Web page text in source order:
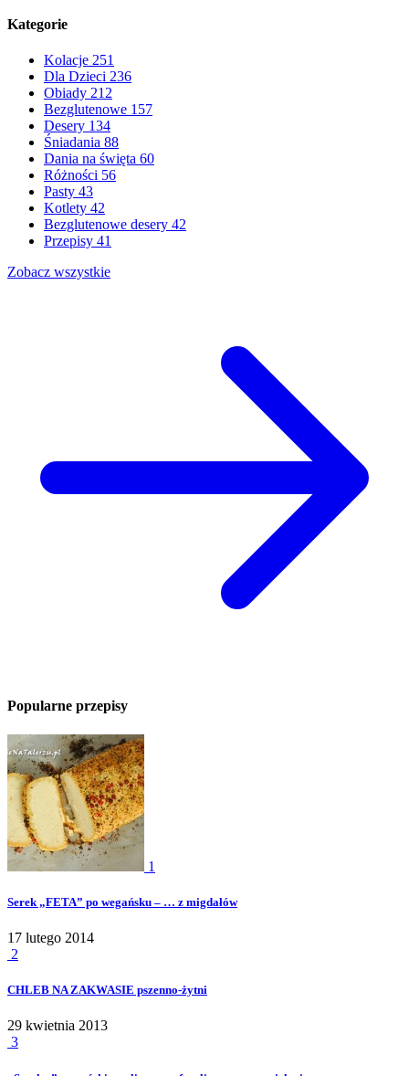
Kategorie
Kolacje 251
Dla Dzieci 236
Obiady 212
Bezglutenowe 157
Desery 134
Śniadania 88
Dania na święta 60
Różności 56
Pasty 43
Kotlety 42
Bezglutenowe desery 42
Przepisy 41
Zobacz wszystkie
Popularne przepisy
1
Serek „FETA” po wegańsku – … z migdałów
17 lutego 2014
2
CHLEB NA ZAKWASIE pszenno-żytni
29 kwietnia 2013
3